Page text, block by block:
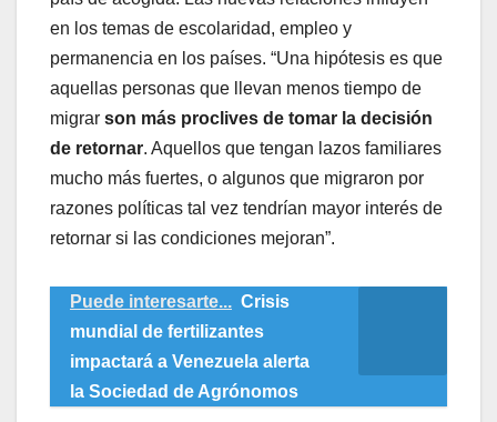
en los temas de escolaridad, empleo y
permanencia en los países. “Una hipótesis es que
aquellas personas que llevan menos tiempo de
migrar son más proclives de tomar la decisión
de retornar. Aquellos que tengan lazos familiares
mucho más fuertes, o algunos que migraron por
razones políticas tal vez tendrían mayor interés de
retornar si las condiciones mejoran”.
Puede interesarte... Crisis
mundial de fertilizantes
impactará a Venezuela alerta
la Sociedad de Agrónomos